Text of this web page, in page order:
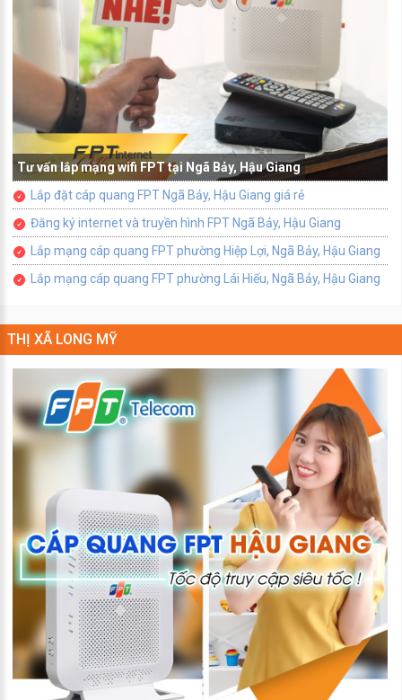
Tư vấn lắp mạng wifi FPT tại Ngã Bảy, Hậu Giang
Lắp đặt cáp quang FPT Ngã Bảy, Hậu Giang giá rẻ
Đăng ký internet và truyền hình FPT Ngã Bảy, Hậu Giang
Lắp mạng cáp quang FPT phường Hiệp Lợi, Ngã Bảy, Hậu Giang
Lắp mạng cáp quang FPT phường Lái Hiếu, Ngã Bảy, Hậu Giang
THỊ XÃ LONG MỸ